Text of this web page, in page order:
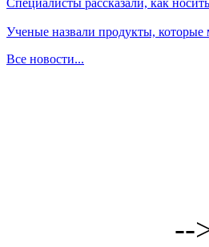
Ученые назвали продукты,
Все новости...
--